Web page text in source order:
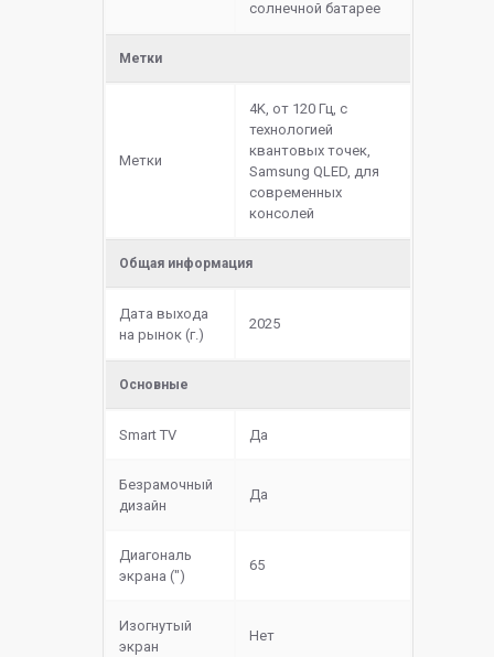
солнечной батарее
Метки
Метки
4K, от 120 Гц, с
технологией
квантовых точек,
Samsung QLED, для
современных
консолей
Общая информация
Дата выхода
на рынок (г.)
2025
Основные
Smart TV Да
Безрамочный
дизайн
Да
Диагональ
экрана (")
65
Изогнутый
экран
Нет